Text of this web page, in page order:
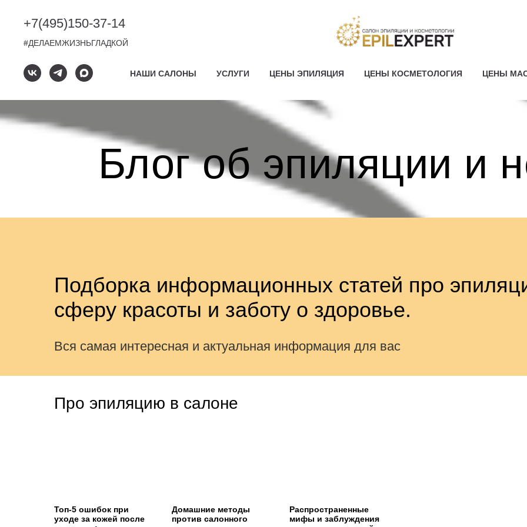
+7(495)150-37-14
#ДЕЛАЕМЖИЗНЬГЛАДКОЙ
НАШИ САЛОНЫ УСЛУГИ ЦЕНЫ ЭПИЛЯЦИЯ ЦЕНЫ КОСМЕТОЛОГИЯ ЦЕНЫ
Блог об эпиляции и
Подборка информационных статей про
сферу красоты и заботу о здоровье.
Вся самая интересная и актуальная информация для вас
Про эпиляцию в салоне
Топ-5 ошибок при
уходе за кожей после
Домашние методы
против салонного
Распространенные
мифы и заблуждения